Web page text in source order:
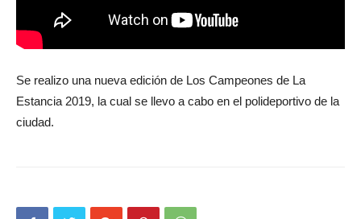
Se realizo una nueva edición de Los Campeones de La
Estancia 2019, la cual se llevo a cabo en el polideportivo de la
ciudad.